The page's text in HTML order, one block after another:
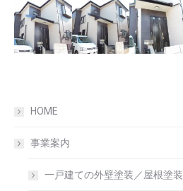
HOME
事業案内
一戸建ての外壁塗装／屋根塗装